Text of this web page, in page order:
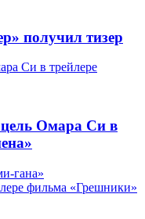
получил тизер
Си в трейлере
Омара Си в
гана»
фильма «Грешники»